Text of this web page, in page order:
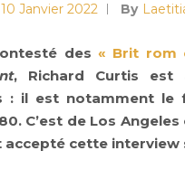
10 Janvier 2022 By
des « Brit rom
, Richard Curtis est
: il est notamment le
C’est de Los
accepté cette interview